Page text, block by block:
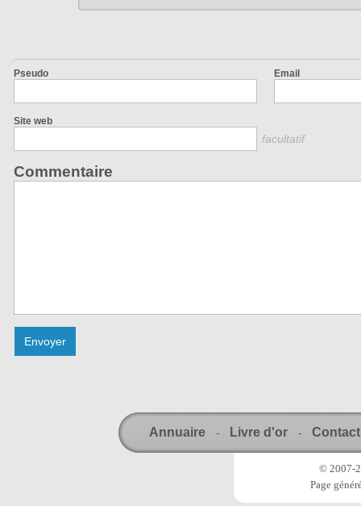
Pseudo Email
Site web
facultatif
Commentaire
Annuaire - Livre d'or - Contact
© 2007-
Page